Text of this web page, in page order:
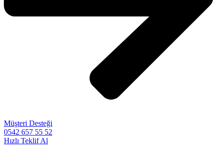
Müşteri Desteği
0542 657 55 52
Hızlı Teklif Al